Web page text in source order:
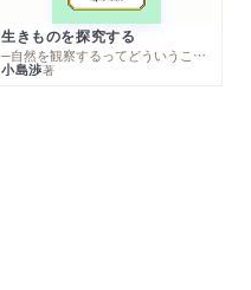
生きものを探究する
─自然を観察するってどういうこと？
小島渉著